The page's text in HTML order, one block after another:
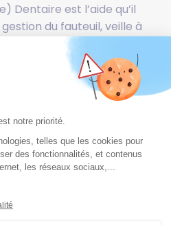
Dentaire est l’aide qu’il
du fauteuil, veille à
et auprès des patients.
la stérilisation des outils.
relationnelles,
adapter son discours
comme à ceux du